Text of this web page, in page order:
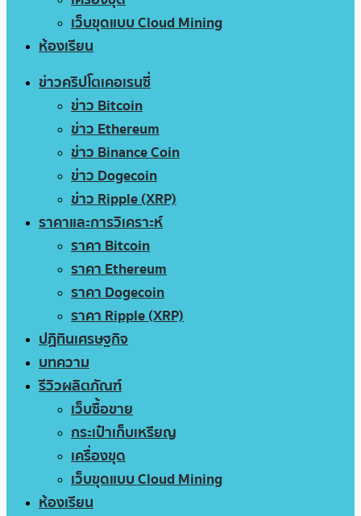
เว็บขุดแบบ Cloud Mining
ห้องเรียน
ข่าวคริปโตเคอเรนซี่
ข่าว Bitcoin
ข่าว Ethereum
ข่าว Binance Coin
ข่าว Dogecoin
ข่าว Ripple (XRP)
ราคาและการวิเคราะห์
ราคา Bitcoin
ราคา Ethereum
ราคา Dogecoin
ราคา Ripple (XRP)
ปฏิทินเศรษฐกิจ
บทความ
รีวิวผลิตภัณฑ์
เว็บซื้อขาย
กระเป๋าเก็บเหรียญ
เครื่องขุด
เว็บขุดแบบ Cloud Mining
ห้องเรียน